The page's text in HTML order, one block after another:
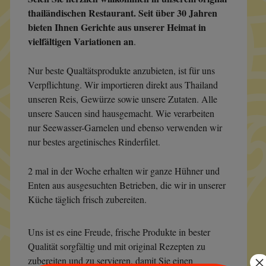
thailändischen Restaurant. Seit über 30 Jahren
bieten Ihnen Gerichte aus unserer Heimat in
vielfältigen Variationen an.
Nur beste Qualtätsprodukte anzubieten, ist für uns
Verpflichtung. Wir importieren direkt aus Thailand
unseren Reis, Gewürze sowie unsere Zutaten. Alle
unsere Saucen sind hausgemacht. Wie verarbeiten
nur Seewasser-Garnelen und ebenso verwenden wir
nur bestes argetinisches Rinderfilet.
2 mal in der Woche erhalten wir ganze Hühner und
Enten aus ausgesuchten Betrieben, die wir in unserer
Küche täglich frisch zubereiten.
Uns ist es eine Freude, frische Produkte in bester
Qualität sorgfältig und mit original Rezepten zu
zubereiten und zu servieren, damit Sie einen